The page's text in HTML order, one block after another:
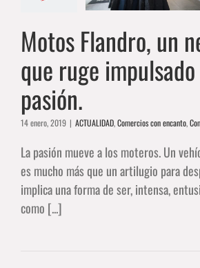
Compras
Motos Flandro, un
que ruge
pasión.
14 enero, 2019 | ACTUALIDAD,Comercios con encanto,
La pasión mueve a los moteros. Un
es mucho más que un artilugio para
implica una forma de ser, intensa,
como [...]